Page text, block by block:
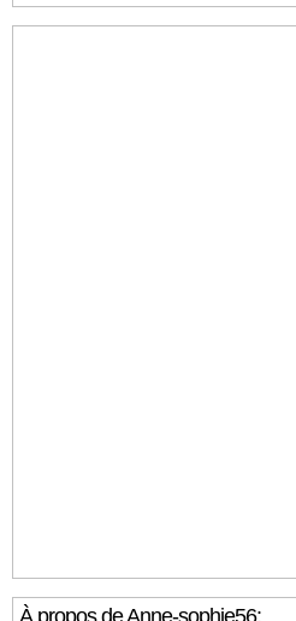
À propos de Anne-sophie56: